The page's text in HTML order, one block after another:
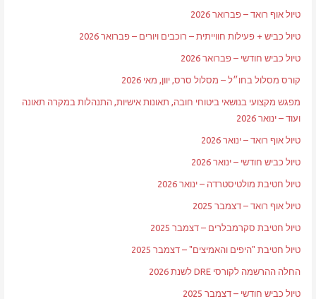
טיול אוף רואד – פברואר 2026
טיול כביש + פעילות חווייתית – רוכבים ויורים – פברואר 2026
טיול כביש חודשי – פברואר 2026
קורס מסלול בחו״ל – מסלול סרס, יוון, מאי 2026
מפגש מקצועי בנושאי ביטוחי חובה, תאונות אישיות, התנהלות במקרה תאונה
ועוד – ינואר 2026
טיול אוף רואד – ינואר 2026
טיול כביש חודשי – ינואר 2026
טיול חטיבת מולטיסטרדה – ינואר 2026
טיול אוף רואד – דצמבר 2025
טיול חטיבת סקרמבלרים – דצמבר 2025
טיול חטיבת "היפים והאמיצים" – דצמבר 2025
החלה ההרשמה לקורסי DRE לשנת 2026
טיול כביש חודשי – דצמבר 2025